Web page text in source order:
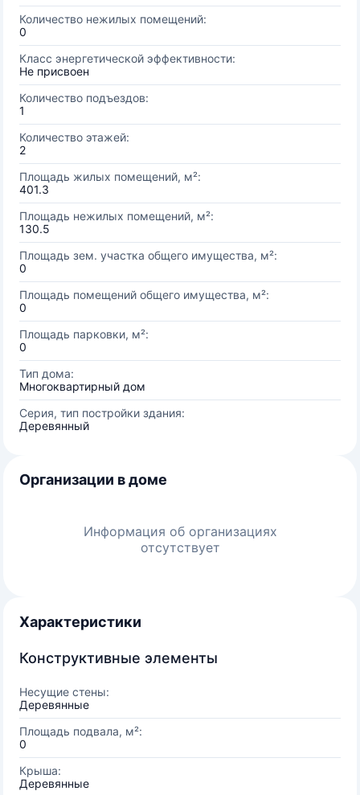
Количество нежилых помещений:
0
Класс энергетической эффективности:
Не присвоен
Количество подъездов:
1
Количество этажей:
2
Площадь жилых помещений, м²:
401.3
Площадь нежилых помещений, м²:
130.5
Площадь зем. участка общего имущества, м²:
0
Площадь помещений общего имущества, м²:
0
Площадь парковки, м²:
0
Тип дома:
Многоквартирный дом
Серия, тип постройки здания:
Деревянный
Организации в доме
Информация об организациях
отсутствует
Характеристики
Конструктивные элементы
Несущие стены:
Деревянные
Площадь подвала, м²:
0
Крыша:
Деревянные